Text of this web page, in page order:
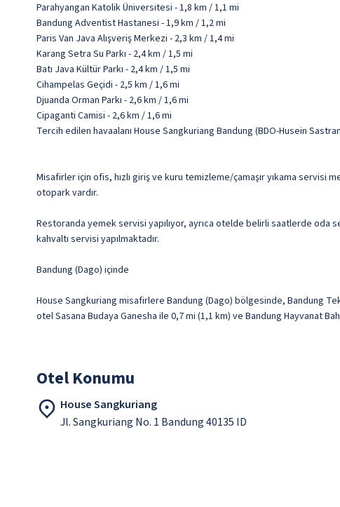
Parahyangan Katolik Üniversitesi - 1,8 km / 1,1 mi
Bandung Adventist Hastanesi - 1,9 km / 1,2 mi
Paris Van Java Alışveriş Merkezi - 2,3 km / 1,4 mi
Karang Setra Su Parkı - 2,4 km / 1,5 mi
Batı Java Kültür Parkı - 2,4 km / 1,5 mi
Cihampelas Geçidi - 2,5 km / 1,6 mi
Djuanda Orman Parkı - 2,6 km / 1,6 mi
Cipaganti Camisi - 2,6 km / 1,6 mi
Tercih edilen havaalanı House Sangkuriang Bandung (BDO-Husein
Misafirler için ofis, hızlı giriş ve kuru temizleme/çamaşır yıkama
otopark vardır.
Restoranda yemek servisi yapılıyor, ayrıca otelde belirli saatlerde oda
kahvaltı servisi yapılmaktadır.
Bandung (Dago) içinde
House Sangkuriang misafirlere Bandung (Dago) bölgesinde, Bandung
otel Sasana Budaya Ganesha ile 0,7 mi (1,1 km) ve Bandung Hayvanat
Otel Konumu
House Sangkuriang
Jl. Sangkuriang No. 1 Bandung 40135 ID